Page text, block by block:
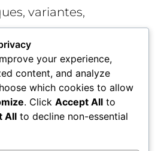
variantes,
Synchronisez
(mêmes libellés et
démonstratives sur
comparatifs,
valeur). Intégrez-les
your experience,
content, and analyze
which cookies to allow
. Click Accept All to
All to decline non-essential